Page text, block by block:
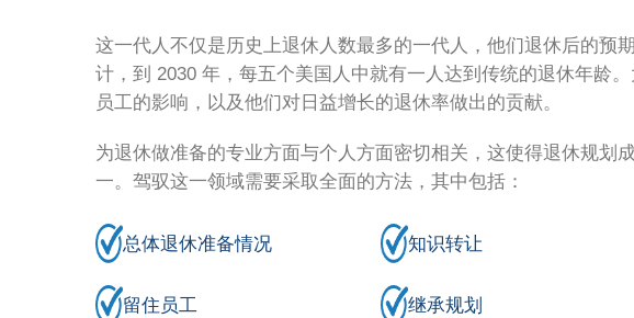
这一代人不仅是历史上退休人数最多的一代人，他们退休后的预
计，到 2030 年，每五个美国人中就有一人达到传统的退休年龄
员工的影响，以及他们对日益增长的退休率做出的贡献。
为退休做准备的专业方面与个人方面密切相关，这使得退休规划
一。驾驭这一领域需要采取全面的方法，其中包括：
总体退休准备情况 知识转让
留住员工 继承规划